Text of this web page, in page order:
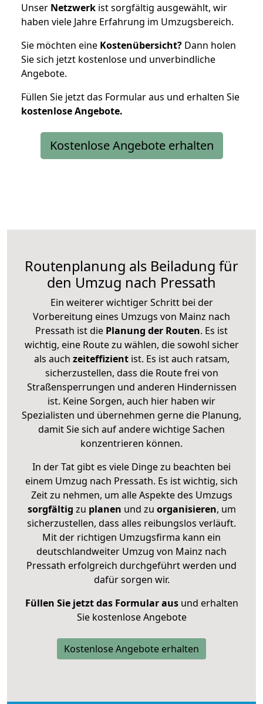
Unser Netzwerk ist sorgfältig ausgewählt, wir
haben viele Jahre Erfahrung im Umzugsbereich.
Sie möchten eine Kostenübersicht? Dann holen
Sie sich jetzt kostenlose und unverbindliche
Angebote.
Füllen Sie jetzt das Formular aus und erhalten Sie
kostenloseAngebote.
Kostenlose Angebote erhalten
Routenplanung als Beiladung für
den Umzug nach Pressath
Ein weiterer wichtiger Schritt bei der
Vorbereitung eines Umzugs von Mainz nach
Pressath ist die Planung der Routen. Es ist
wichtig, eine Route zu wählen, die sowohl sicher
als auch zeiteffizientist. Es ist auch ratsam,
sicherzustellen, dass die Route frei von
Straßensperrungen und anderen Hindernissen
ist. Keine Sorgen, auch hier haben wir
Spezialisten und übernehmen gerne die Planung,
damit Sie sich auf andere wichtige Sachen
konzentrieren können.
In der Tat gibt es viele Dinge zu beachten bei
einem Umzug nach Pressath. Es ist wichtig, sich
Zeit zu nehmen, um alle Aspekte des Umzugs
sorgfältig zu planen und zu organisieren, um
sicherzustellen, dass alles reibungslos verläuft.
Mit der richtigen Umzugsfirma kann ein
deutschlandweiter Umzug von Mainz nach
Pressath erfolgreich durchgeführt werden und
dafür sorgen wir.
Füllen Sie jetzt das Formular ausund erhalten
Sie kostenlose Angebote
Kostenlose Angebote erhalten